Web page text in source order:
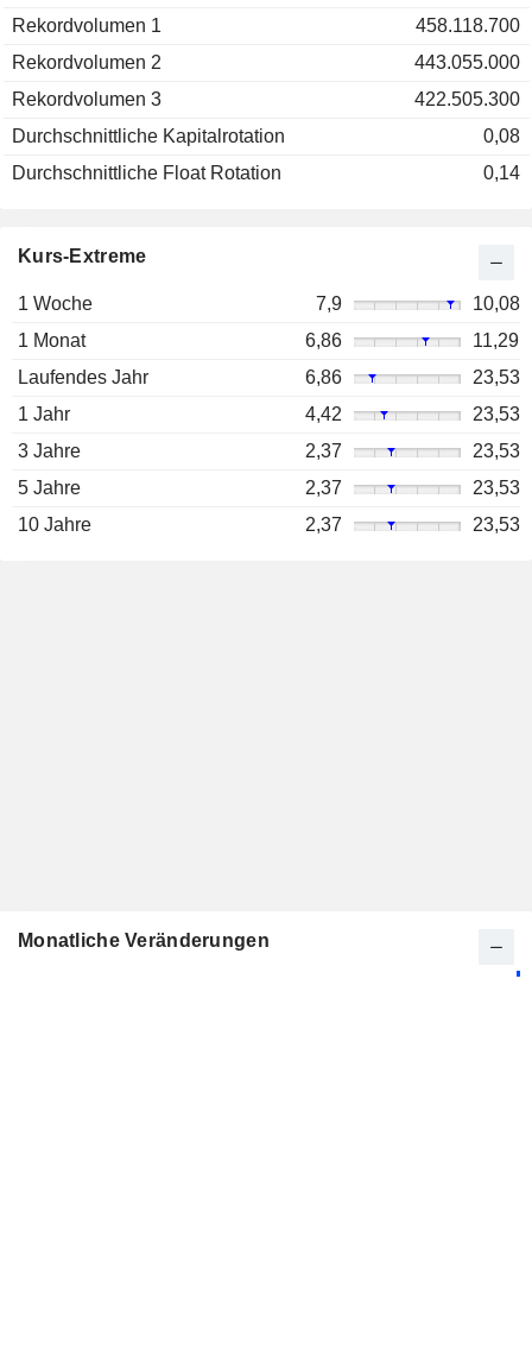
Rekordvolumen 1
458.118.700
Rekordvolumen 2
443.055.000
Rekordvolumen 3
422.505.300
Durchschnittliche Kapitalrotation
0,08
Durchschnittliche Float Rotation
0,14
Kurs-Extreme
1 Woche 7,9
10,08
1 Monat
6,86
11,29
Laufendes Jahr
6,86
23,53
1 Jahr
4,42
23,53
3 Jahre
2,37
23,53
5 Jahre
2,37
23,53
10 Jahre
2,37 23,53
Monatliche Veränderungen